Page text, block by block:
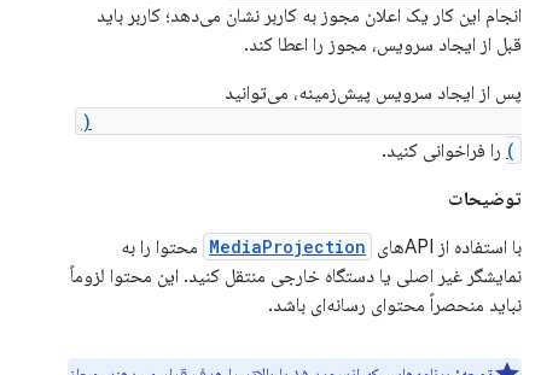
انجام این کار یک اعلان مجوز به کاربر نشان می‌دهد؛ کاربر باید
قبل از ایجاد سرویس، مجوز را اعطا کند.
پس از ایجاد سرویس پیش‌زمینه، می‌توانید
MediaProjectionManager.getMediaProjection(
) را فراخوانی کنید.
توضیحات
با استفاده از APIهای
MediaProjection محتوا را به
نمایشگر غیر اصلی یا دستگاه خارجی منتقل کنید. این محتوا لزوماً
نباید منحصراً محتوای رسانه‌ای باشد.